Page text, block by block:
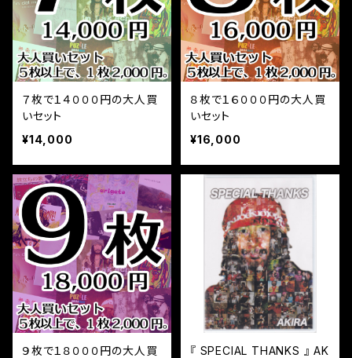
７枚で１４０００円の大人買
いセット
¥14,000
８枚で１６０００円の大人買
いセット
¥16,000
９枚で１８０００円の大人買
『 SPECIAL THANKS 』 AK